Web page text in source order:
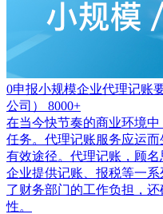
0申报小规模企业代理记账
公司）
8000+
在当今快节奏的商业环境
任务。代理记账服务应运
有效途径。代理记账，顾
企业提供记账、报税等一
了财务部门的工作负担，
性。